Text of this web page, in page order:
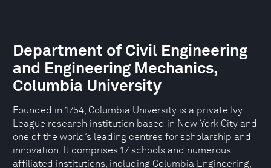
Department of Civil Engineering
and Engineering Mechanics,
Columbia University
Founded in 1754, Columbia University is a private Ivy
League research institution based in New York City and
one of the world’s leading centres for scholarship and
innovation. It comprises 17 schools and numerous
affiliated institutions, including Columbia Engineering,